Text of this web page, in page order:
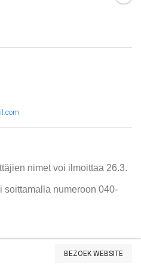
lijst
nimet voi ilmoittaa 26.3.
soittamalla numeroon 040-
BEZOEK WEBSITE
Championship